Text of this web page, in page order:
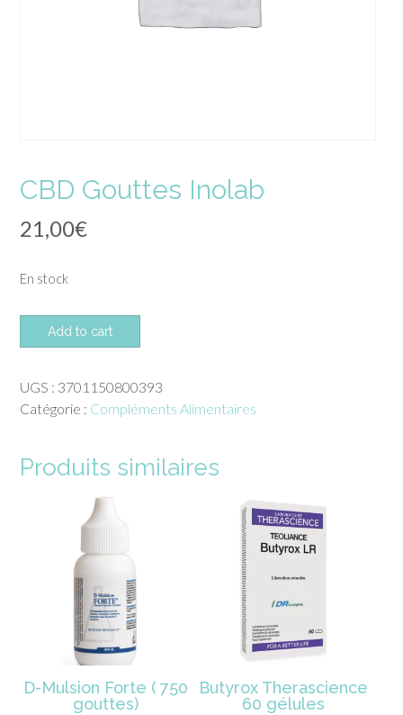
CBD Gouttes Inolab
21,00€
En stock
quantité
de
Gouttes
Inolab
Add to cart
UGS : 3701150800393
Catégorie : Compléments Alimentaires
Produits similaires
D-Mulsion Forte ( 750
gouttes)
Butyrox Therascience
60 gélules